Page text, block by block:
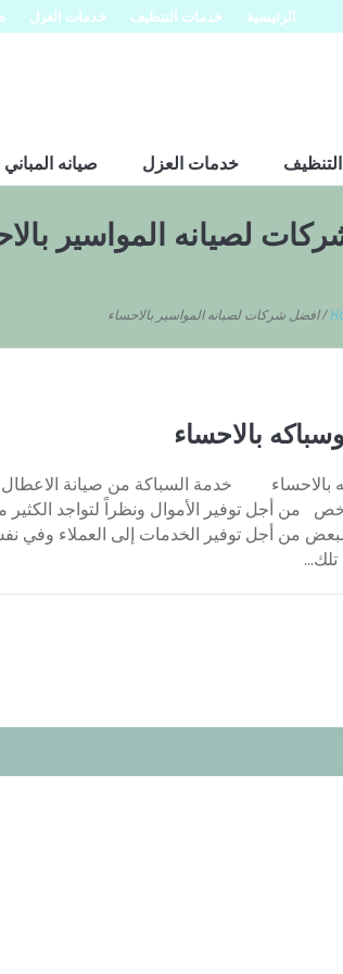
الرئيسية خدمات التنظيف خدمات العزل
خدمات العزل صيانه المباني
لصيانه المواسير
/افضل شركات لصيانه المواسير بالاحساء
بالاحساء
بالاحساء خدمة السباكة من صيانة
من أجل توفير الأموال ونظراً لتواجد
من أجل توفير الخدمات إلى العملاء
تلك...